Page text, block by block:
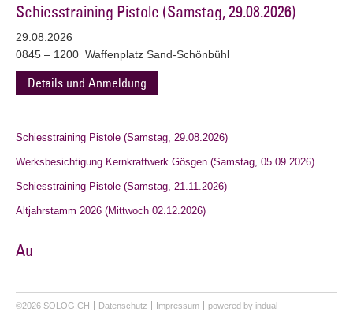
Schiesstraining Pistole (Samstag, 29.08.2026)
29.08.2026
0845 – 1200 Waffenplatz Sand-Schönbühl
Details und Anmeldung
Schiesstraining Pistole (Samstag, 29.08.2026)
Werksbesichtigung Kernkraftwerk Gösgen (Samstag, 05.09.2026)
Schiesstraining Pistole (Samstag, 21.11.2026)
Altjahrstamm 2026 (Mittwoch 02.12.2026)
Au
©2026 SOLOG.CH Datenschutz Impressum powered by indual